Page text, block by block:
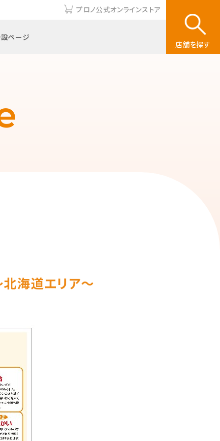
プロノ公式オンラインストア
ページ
店舗を探す
海道エリア～